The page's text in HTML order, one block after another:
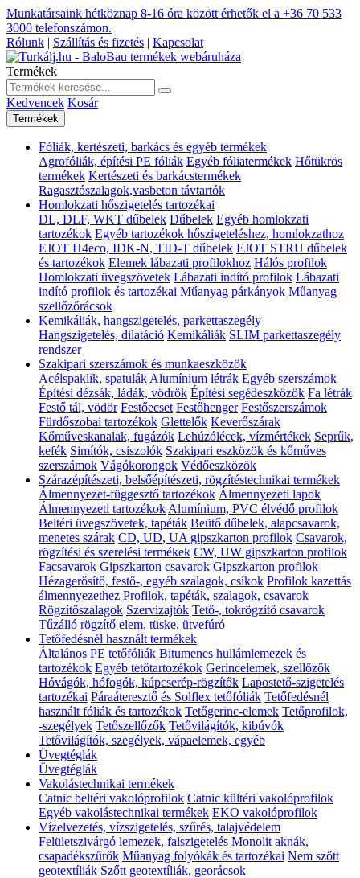
Munkatársaink hétköznap 8-16 óra között érhetők el a +36 70 533
3000 telefonszámon.
Rólunk | Szállítás és fizetés | Kapcsolat
Termékek
Kedvencek Kosár
Termékek
Fóliák, kertészeti, barkács és egyéb termékek
Agrofóliák, építési PE fóliák Egyéb fóliatermékek Hőtükrös
termékek Kertészeti és barkácstermékek
Ragasztószalagok,vasbeton távtartók
Homlokzati hőszigetelés tartozékai
DL, DLF, WKT dűbelek Dűbelek Egyéb homlokzati
tartozékok Egyéb tartozékok hőszigeteléshez, homlokzathoz
EJOT H4eco, IDK-N, TID-T dűbelek EJOT STRU dűbelek
és tartozékok Elemek lábazati profilokhoz Hálós profilok
Homlokzati üvegszövetek Lábazati indító profilok Lábazati
indító profilok és tartozékai Műanyag párkányok Műanyag
szellőzőrácsok
Kemikáliák, hangszigetelés, parkettaszegély
Hangszigetelés, dilatáció Kemikáliák SLIM parkettaszegély
rendszer
Szakipari szerszámok és munkaeszközök
Acélspaklik, spatulák Alumínium létrák Egyéb szerszámok
Építési dézsák, ládák, vödrök Építési segédeszközök Fa létrák
Festő tál, vödör Festőecset Festőhenger Festőszerszámok
Fürdőszobai tartozékok Glettelők Keverőszárak
Kőműveskanalak, fugázók Lehúzólécek, vízmértékek Seprűk,
kefék Simítók, csiszolók Szakipari eszközök és kőműves
szerszámok Vágókorongok Védőeszközök
Szárazépítészeti, belsőépítészeti, rögzítéstechnikai termékek
Álmennyezet-függesztő tartozékok Álmennyezeti lapok
Álmennyezeti tartozékok Alumínium, PVC élvédő profilok
Beltéri üvegszövetek, tapéták Beütő dűbelek, alapcsavarok,
menetes szárak CD, UD, UA gipszkarton profilok Csavarok,
rögzítési és szerelési termékek CW, UW gipszkarton profilok
Facsavarok Gipszkarton csavarok Gipszkarton profilok
Hézagerősítő, festő-, egyéb szalagok, csíkok Profilok kazettás
álmennyezethez Profilok, tapéták, szalagok, csavarok
Rögzítőszalagok Szervizajtók Tető-, tokrögzítő csavarok
Tűzálló rögzítő elem, tüske, ütvefúró
Tetőfedésnél használt termékek
Általános PE tetőfóliák Bitumenes hullámlemezek és
tartozékok Egyéb tetőtartozékok Gerincelemek, szellőzők
Hóvágók, hófogók, kúpcserép-rögzítők Lapostető-szigetelés
tartozékai Páraáteresztő és Solflex tetőfóliák Tetőfedésnél
használt fóliák és tartozékok Tetőgerinc-elemek Tetőprofilok,
-szegélyek Tetőszellőzők Tetővilágítók, kibúvók
Tetővilágítók, szegélyek, vápaelemek, egyéb
Üvegtéglák
Üvegtéglák
Vakolástechnikai termékek
Catnic beltéri vakolóprofilok Catnic kültéri vakolóprofilok
Egyéb vakolástechnikai termékek EKO vakolóprofilok
Vízelvezetés, vízszigetelés, szűrés, talajvédelem
Felületszivárgó lemezek, falszigetelés Monolit aknák,
csapadékszűrők Műanyag folyókák és tartozékai Nem szőtt
geotextíliák Szőtt geotextíliák, georácsok